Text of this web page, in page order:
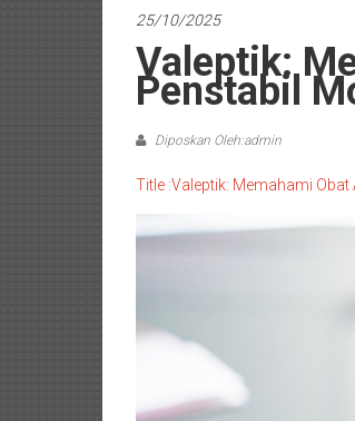
25/10/2025
Valeptik:
Penstabil
Diposkan Oleh:admin
Title :Valeptik: Memahami